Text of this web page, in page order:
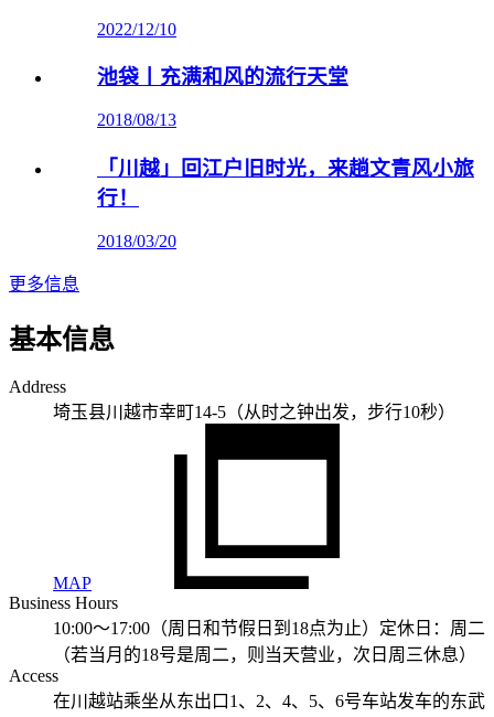
2022/12/10
池袋丨充满和风的流行天堂
2018/08/13
「川越」回江户旧时光，来趟文青风小旅
行！
2018/03/20
更多信息
基本信息
Address
埼玉县川越市幸町14-5（从时之钟出发，步行10秒）
MAP
Business Hours
10:00～17:00（周日和节假日到18点为止）定休日：周二
（若当月的18号是周二，则当天营业，次日周三休息）
Access
在川越站乘坐从东出口1、2、4、5、6号车站发车的东武